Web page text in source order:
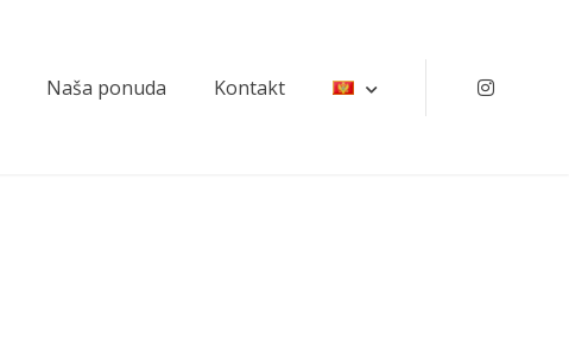
Naša ponuda Kontakt